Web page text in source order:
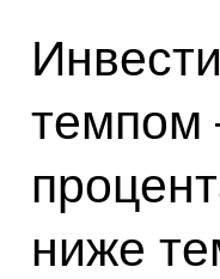
темпом
ниже